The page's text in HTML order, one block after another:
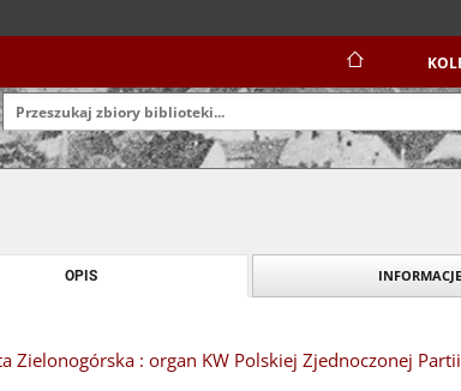
OPIS INFORMACJE
Zielonogórska : organ KW Polskiej Zjednoczonej